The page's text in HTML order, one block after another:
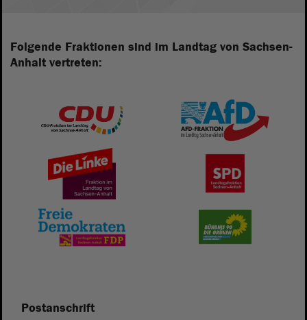
Folgende Fraktionen sind im Landtag von Sachsen-
Anhalt vertreten:
Postanschrift